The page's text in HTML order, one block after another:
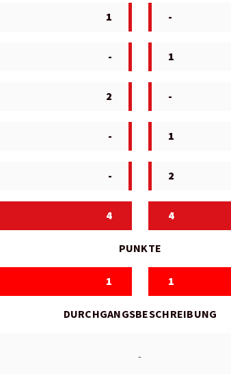
1 -
- 1
2 -
- 1
- 2
4 4
PUNKTE
1 1
DURCHGANGSBESCHREIBUNG
-